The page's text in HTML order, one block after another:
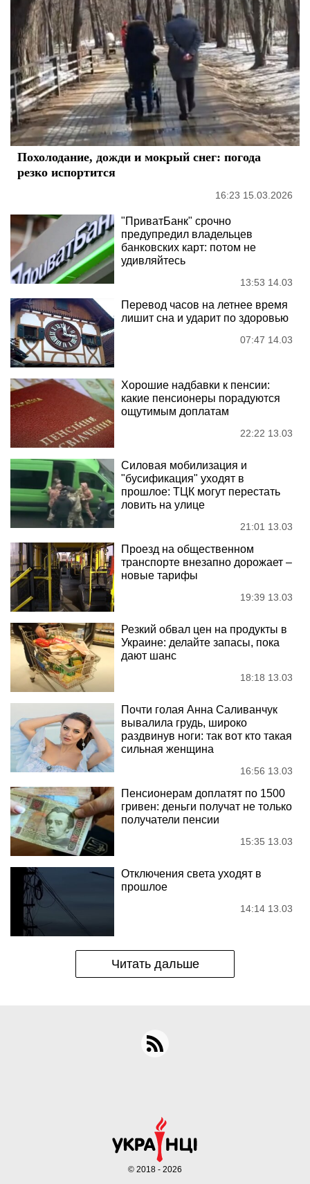
Похолодание, дожди и мокрый снег: погода
резко испортится
16:23 15.03.2026
"ПриватБанк" срочно
предупредил владельцев
банковских карт: потом не
удивляйтесь
13:53 14.03
Перевод часов на летнее время
лишит сна и ударит по здоровью
07:47 14.03
Хорошие надбавки к пенсии:
какие пенсионеры порадуются
ощутимым доплатам
22:22 13.03
Силовая мобилизация и
"бусификация" уходят в
прошлое: ТЦК могут перестать
ловить на улице
21:01 13.03
Проезд на общественном
транспорте внезапно дорожает –
новые тарифы
19:39 13.03
Резкий обвал цен на продукты в
Украине: делайте запасы, пока
дают шанс
18:18 13.03
Почти голая Анна Саливанчук
вывалила грудь, широко
раздвинув ноги: так вот кто такая
сильная женщина
16:56 13.03
Пенсионерам доплатят по 1500
гривен: деньги получат не только
получатели пенсии
15:35 13.03
Отключения света уходят в
прошлое
14:14 13.03
Читать дальше
© 2018 - 2026